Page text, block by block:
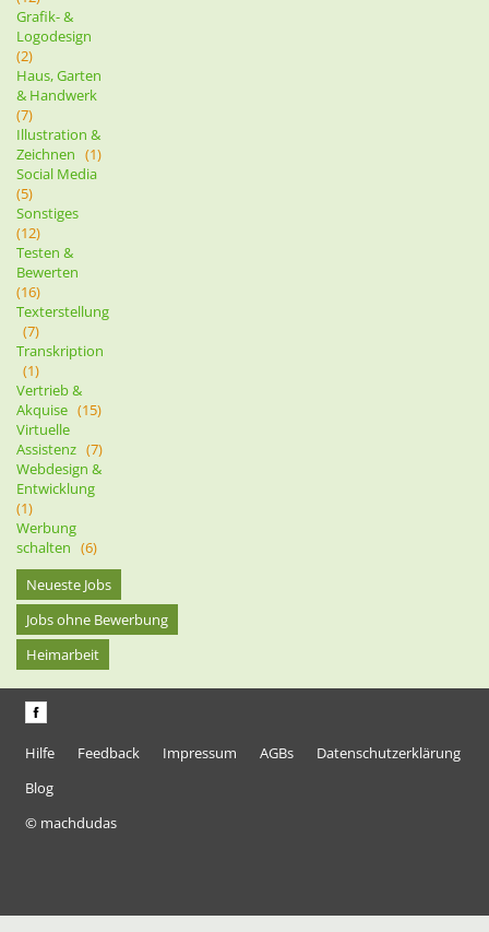
Grafik- &
Logodesign
(2)
Haus, Garten
& Handwerk
(7)
Illustration &
Zeichnen (1)
Social Media
(5)
Sonstiges
(12)
Testen &
Bewerten
(16)
Texterstellung
(7)
Transkription
(1)
Vertrieb &
Akquise (15)
Virtuelle
Assistenz (7)
Webdesign &
Entwicklung
(1)
Werbung
schalten (6)
Neueste Jobs
Jobs ohne Bewerbung
Heimarbeit
Hilfe Feedback Impressum AGBs
Datenschutzerklärung
Blog
© machdudas